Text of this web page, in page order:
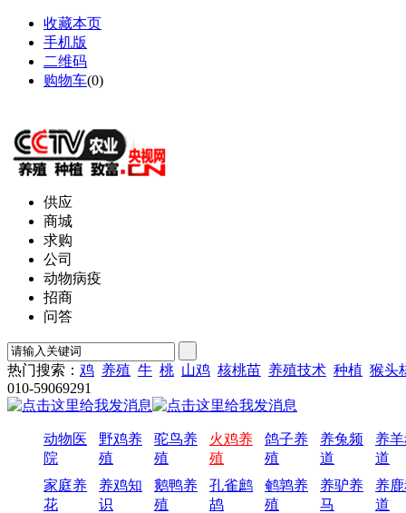
收藏本页
手机版
二维码
购物车(0)
供应
商城
求购
公司
动物病疫
招商
问答
热门搜索： 鸡 养殖 牛 桃 山鸡 核桃苗 养殖技术 种植 猴头
010-59069291
动物医
院
野鸡养
殖
驼鸟养
殖
火鸡养
殖
鸽子养
殖
养兔频
道
养
道
家庭养
花
养鸡知
识
鹅鸭养
殖
孔雀鹧
鸪
鹌鹑养
殖
养驴养
马
养
道